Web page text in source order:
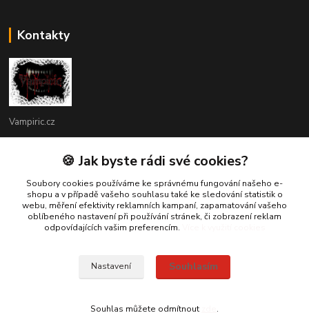
Kontakty
Vampiric.cz
+420 774 198 598
(Po-Pá, 9-16 hod.)
info@vampiric.cz
© 2025 Všechna práva vyhrazena
🍪 Jak byste rádi své cookies?
Soubory cookies používáme ke správnému fungování našeho e-
shopu a v případě vašeho souhlasu také ke sledování statistik o
webu, měření efektivity reklamních kampaní, zapamatování vašeho
oblíbeného nastavení při používání stránek, či zobrazení reklam
odpovídajících vašim preferencím.
Nastavení Souhlasím
Souhlas můžete odmítnout .